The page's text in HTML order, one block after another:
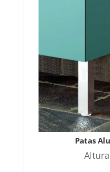
Patas